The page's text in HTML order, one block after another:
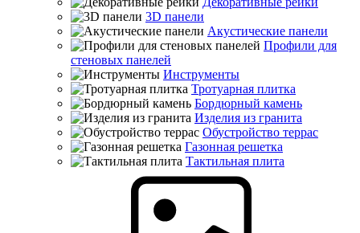
3D панели
Акустические панели
Профили для
стеновых панелей
Инструменты
Тротуарная плитка
Бордюрный камень
Изделия из гранита
Обустройство террас
Газонная решетка
Тактильная плита